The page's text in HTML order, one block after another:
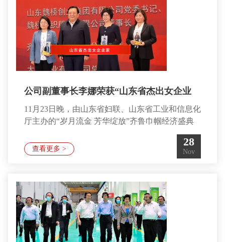
商务局、市税务局、市市场监管局、市统计局联合
开展了“2023
公司副董事长李娜荣获“山东省杰出女企业
家”称号
11月23日晚，由山东省妇联、山东省工业和信息化
厅主办的“岁月流金 芳华绽放”齐鲁巾帼经济盛典
在烟台市隆重举行，省委常委、烟台市委书记江成
出席，省妇联党组书记、主席孙丰华出席并讲话，
与会领导和有关方面负责同志分别为省杰出女企业
帼企业优秀管理案例颁奖。公司副董事长李娜出席
活动并荣获“山东省杰出女企业家”称号。据了解，
为大力弘扬企业家精神，表扬在新时代新征程
查看更多 >
28
Nov